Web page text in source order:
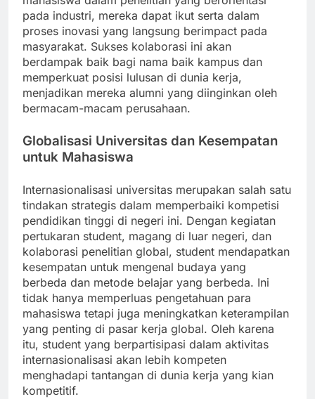
pada industri, mereka dapat ikut serta dalam
proses inovasi yang langsung berimpact pada
masyarakat. Sukses kolaborasi ini akan
berdampak baik bagi nama baik kampus dan
memperkuat posisi lulusan di dunia kerja,
menjadikan mereka alumni yang diinginkan oleh
bermacam-macam perusahaan.
Globalisasi Universitas dan Kesempatan
untuk Mahasiswa
Internasionalisasi universitas merupakan salah satu
tindakan strategis dalam memperbaiki kompetisi
pendidikan tinggi di negeri ini. Dengan kegiatan
pertukaran student, magang di luar negeri, dan
kolaborasi penelitian global, student mendapatkan
kesempatan untuk mengenal budaya yang
berbeda dan metode belajar yang berbeda. Ini
tidak hanya memperluas pengetahuan para
mahasiswa tetapi juga meningkatkan keterampilan
yang penting di pasar kerja global. Oleh karena
itu, student yang berpartisipasi dalam aktivitas
internasionalisasi akan lebih kompeten
menghadapi tantangan di dunia kerja yang kian
kompetitif.